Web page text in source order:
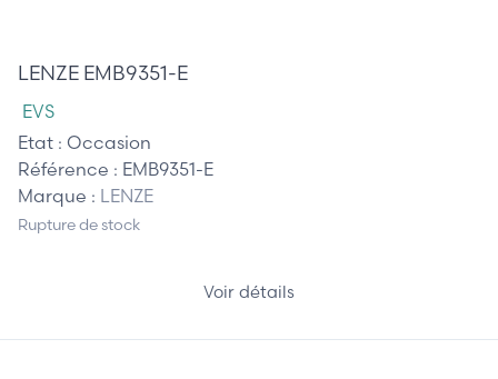
LENZE EMB9351-E
EVS
Etat : Occasion
Référence : EMB9351-E
Marque : LENZE
Rupture de stock
Voir détails